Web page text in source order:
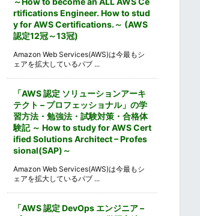
rtifications Engineer. How to stud
y for AWS Certifications.～ (AWS
認定12冠～13冠)
Amazon Web Services(AWS)は今最もシ
ェアを拡大しているパブ ...
「AWS 認定 ソリューションアーキ
テクト – プロフェッショナル」の学
習方法・勉強法・試験対策・合格体
験記 ～ How to study for AWS Cert
ified Solutions Architect – Profes
sional(SAP)～
Amazon Web Services(AWS)は今最もシ
ェアを拡大しているパブ ...
「AWS 認定 DevOps エンジニア –